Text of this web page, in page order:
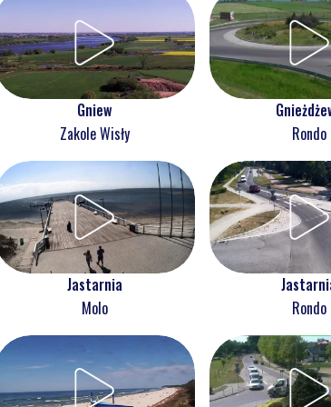
Gniew
Zakole Wisły
Rondo
Jastarnia
Molo
Rondo